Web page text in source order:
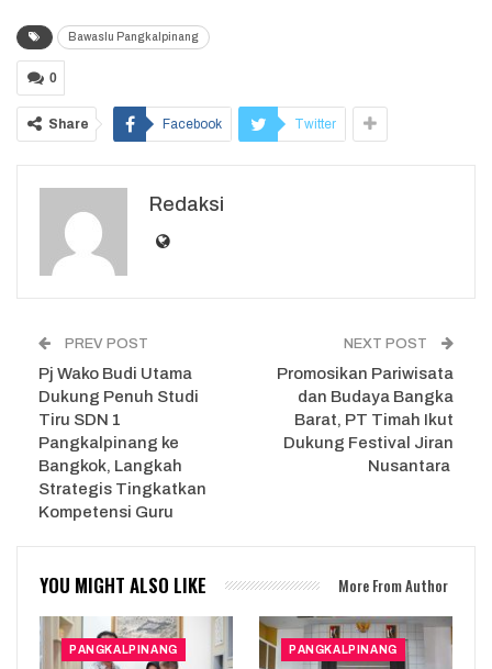
Bawaslu Pangkalpinang
0
Share Facebook Twitter
Redaksi
PREV POST
Pj Wako Budi Utama
Dukung Penuh Studi
Tiru SDN 1
Pangkalpinang ke
Bangkok, Langkah
Strategis Tingkatkan
Kompetensi Guru
NEXT POST
Promosikan Pariwisata
dan Budaya Bangka
Barat, PT Timah Ikut
Dukung Festival Jiran
Nusantara
YOU MIGHT ALSO LIKE More From Author
PANGKALPINANG PANGKALPINANG